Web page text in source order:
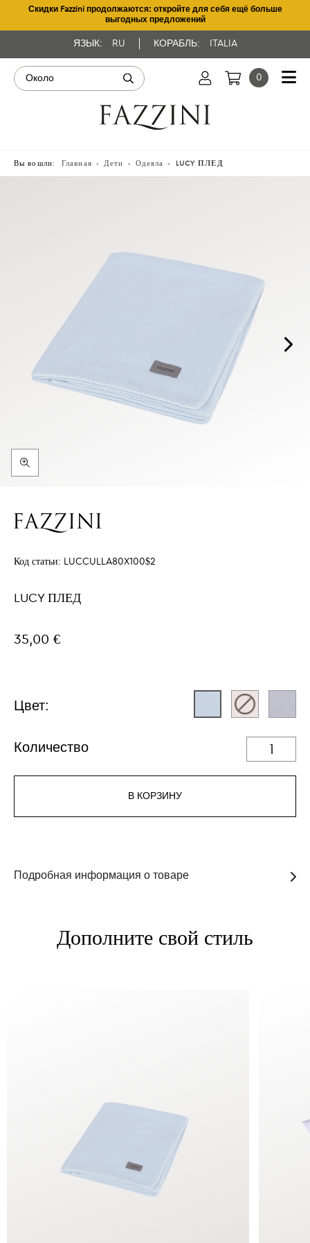
Скидки Fazzini продолжаются: откройте для себя ещё больше
выгодных предложений
ЯЗЫК: RU КОРАБЛЬ: ITALIA
0
Вы вошли: Главная Дети Одеяла LUCY ПЛЕД
Код статьи: LUCCULLA80X100$2
LUCY ПЛЕД
35,00 €
Цвет:
Количество
В КОРЗИНУ
Подробная информация о товаре
Дополните свой стиль